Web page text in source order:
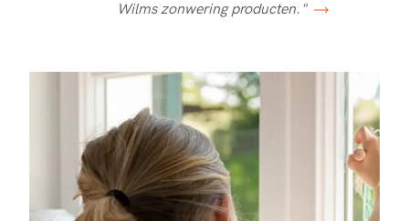
Wilms zonwering producten."